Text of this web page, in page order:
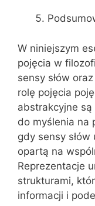
W niniejszym
pojęcia w
sensy słów
rolę pojęcia
abstrakcyjne
do myślenia na
gdy sensy
opartą na
Reprezentacje
strukturami,
informacji i